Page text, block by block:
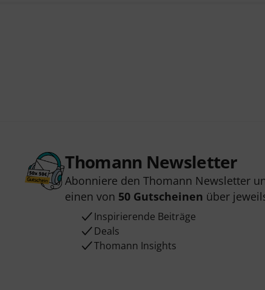
Thomann Newsletter
Abonniere den Thomann Newsletter
einen von 50 Gutscheinen über
Inspirierende Beiträge
Deals
Thomann Insights